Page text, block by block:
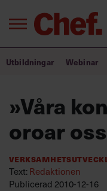
Bra
Populära
Utbildningar Webinar
»Våra
oroar
Text: Redaktionen
Publicerad 2010-12-16